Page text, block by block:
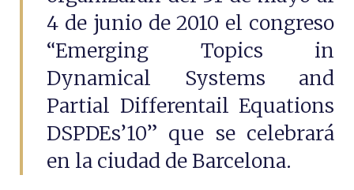
4 de junio de 2010 el congreso
“Emerging Topics in
Dynamical Systems and
Partial Differentail Equations
DSPDEs’10” que se celebrará
en la ciudad de Barcelona.